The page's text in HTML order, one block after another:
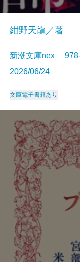
紺野天龍／著
新潮文庫nex
2026/06/24
文庫電子書籍あり